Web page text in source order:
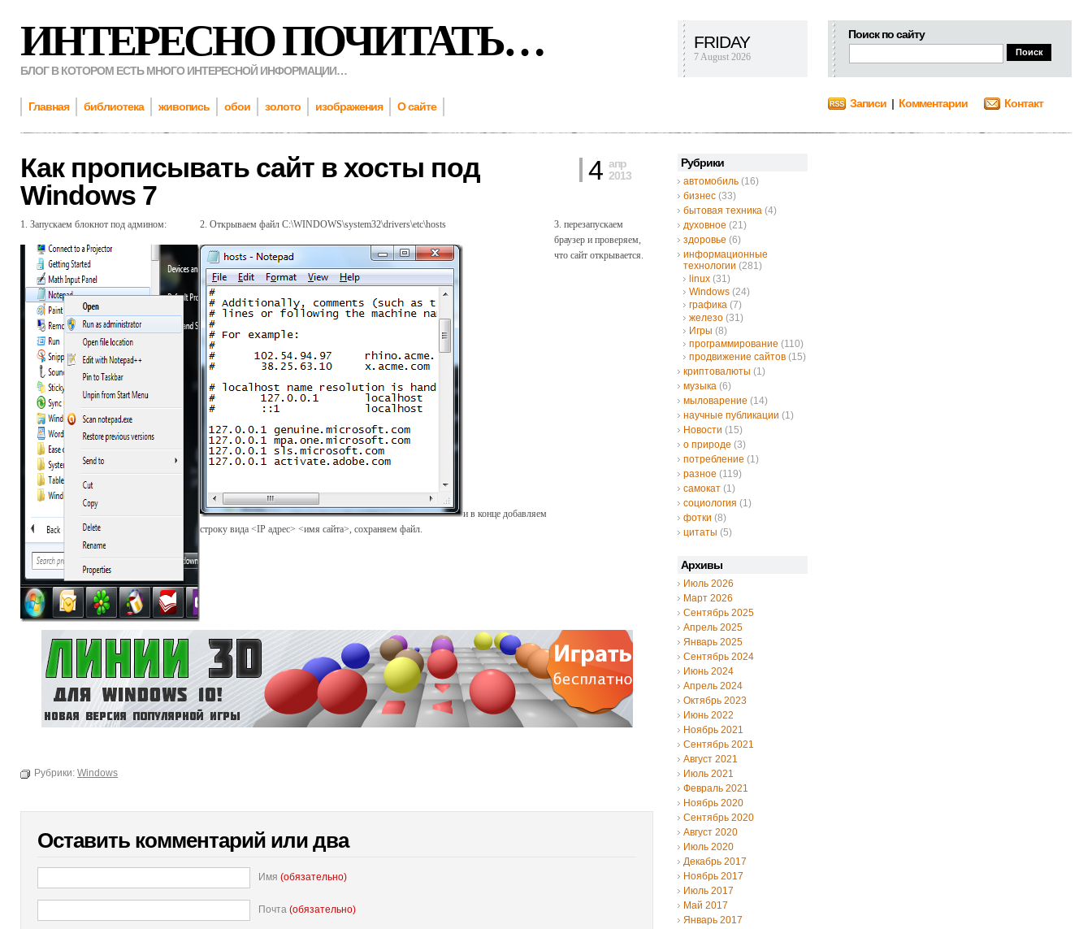
ИНТЕРЕСНО ПОЧИТАТЬ…
БЛОГ В КОТОРОМ ЕСТЬ МНОГО ИНТЕРЕСНОЙ ИНФОРМАЦИИ…
Поиск по сайту
FRIDAY
7 August 2026
Главная библиотека живопись обои золото изображения О сайте Записи | Комментарии Контакт
Рубрики
автомобиль (16)
бизнес (33)
бытовая техника (4)
духовное (21)
здоровье (6)
информационные
технологии (281)
linux (31)
Windows (24)
графика (7)
железо (31)
Игры (8)
программирование (110)
продвижение сайтов (15)
криптовалюты (1)
музыка (6)
мыловарение (14)
научные публикации (1)
Новости (15)
о природе (3)
потребление (1)
разное (119)
самокат (1)
социология (1)
фотки (8)
цитаты (5)
Архивы
Июль 2026
Март 2026
Сентябрь 2025
Апрель 2025
Январь 2025
Сентябрь 2024
Июнь 2024
Апрель 2024
Октябрь 2023
Июнь 2022
Ноябрь 2021
Сентябрь 2021
Август 2021
Июль 2021
Февраль 2021
Ноябрь 2020
Сентябрь 2020
Август 2020
Июль 2020
Декабрь 2017
Ноябрь 2017
Июль 2017
Май 2017
Январь 2017
Как прописывать сайт в хосты под
Windows 7
4 апр
2013
1. Запускаем блокнот под админом: 2. Открываем файл C:\WINDOWS\system32\drivers\etc\hosts
и в конце добавляем
строку вида <IP адрес> <имя сайта>, сохраняем файл.
3. перезапускаем
браузер и проверяем,
что сайт открывается.
Рубрики: Windows
Оставить комментарий или два
Имя (обязательно)
Почта (обязательно)